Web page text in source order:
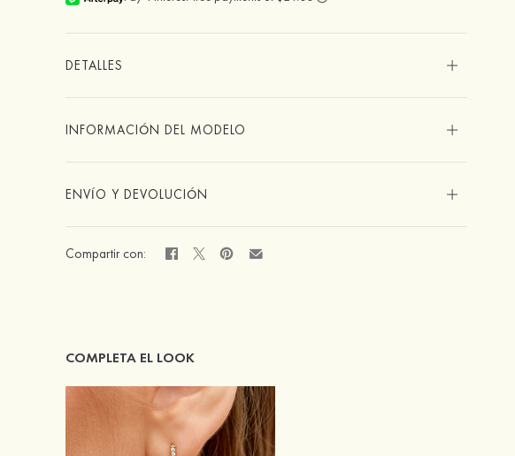
DETALLES
INFORMACIÓN DEL MODELO
ENVÍO Y DEVOLUCIÓN
Compartir con:
COMPLETA EL LOOK